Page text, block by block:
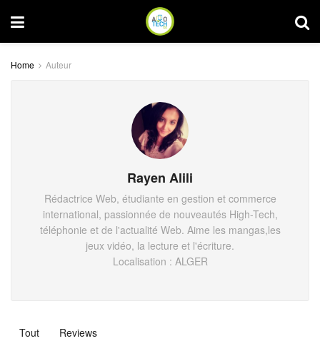
Home Auteur
Rayen Alili
Rédactrice Web, étudiante en gestion et commerce
international, passionnée de nouveautés High-Tech,
téléphonie et de l'actualité Web. Aime les mangas,les
jeux vidéo, la lecture et l'écriture.
Localisation : ALGER
Tout Reviews